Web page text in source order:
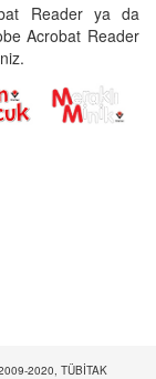
Reader ya da
Acrobat Reader
2020, TÜBİTAK